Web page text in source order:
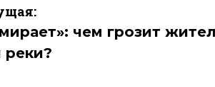
чем грозит
реки?